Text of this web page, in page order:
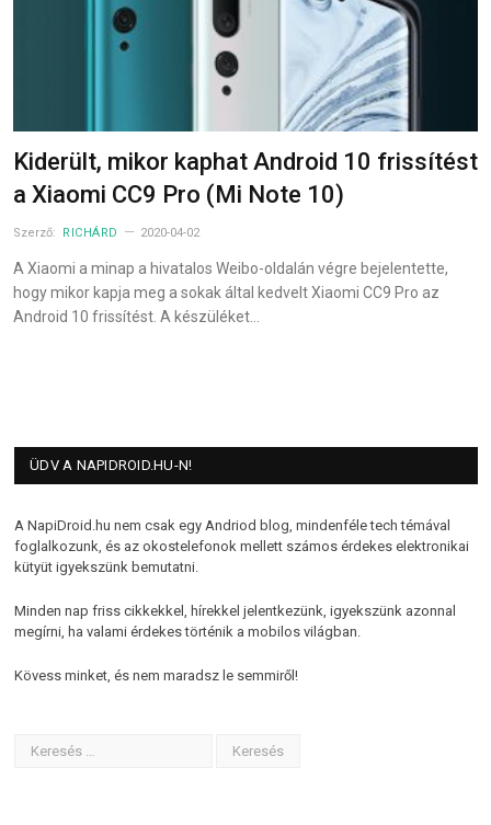
Kiderült, mikor kaphat Android 10 frissítést
a Xiaomi CC9 Pro (Mi Note 10)
Szerző: RICHÁRD 2020-04-02
A Xiaomi a minap a hivatalos Weibo-oldalán végre bejelentette,
hogy mikor kapja meg a sokak által kedvelt Xiaomi CC9 Pro az
Android 10 frissítést. A készüléket…
ÜDV A NAPIDROID.HU-N!
A NapiDroid.hu nem csak egy Andriod blog, mindenféle tech témával
foglalkozunk, és az okostelefonok mellett számos érdekes elektronikai
kütyüt igyekszünk bemutatni.
Minden nap friss cikkekkel, hírekkel jelentkezünk, igyekszünk azonnal
megírni, ha valami érdekes történik a mobilos világban.
Kövess minket, és nem maradsz le semmiről!